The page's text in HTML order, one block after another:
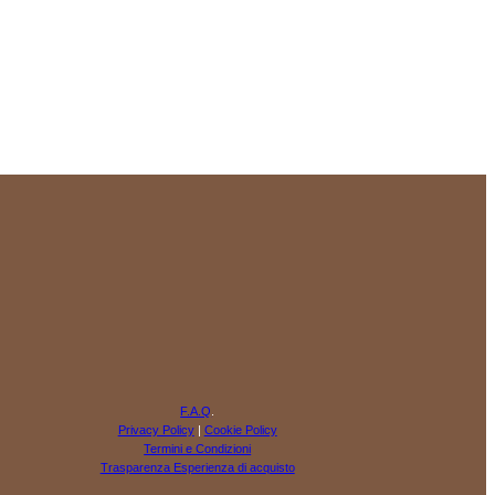
F.A.Q.
Privacy Policy| Cookie Policy
Termini e Condizioni
Trasparenza Esperienza di acquisto